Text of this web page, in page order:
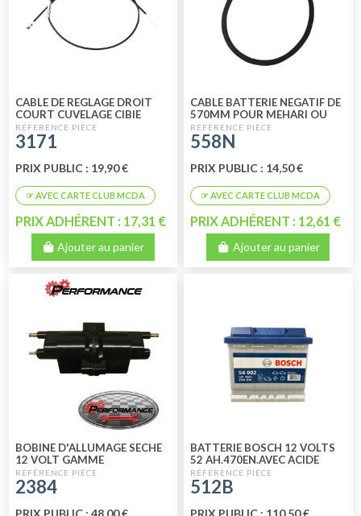
CABLE DE REGLAGE DROIT
COURT CUVELAGE CIBIE
ANCIEN MODELE 2 PLOTS
3171
PRIX PUBLIC : 19,90 €
PRIX ADHÉRENT : 17,31 €
Ajouter au panier
CABLE BATTERIE NEGATIF DE
570MM POUR MEHARI OU
2CV
558N
PRIX PUBLIC : 14,50 €
PRIX ADHÉRENT : 12,61 €
Ajouter au panier
BOBINE D'ALLUMAGE SECHE
12 VOLT GAMME
PERFORMANCE
2384
BATTERIE BOSCH 12 VOLTS
52 AH.470EN.AVEC ACIDE
512B